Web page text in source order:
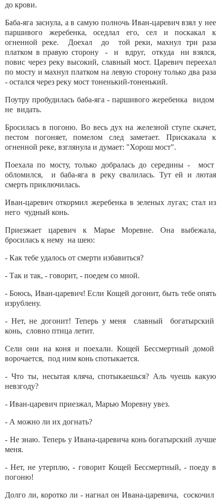
до крови.
Баба-яга заснула, а в самую полночь Иван-царевич взял у нее
паршивого жеребенка, оседлал его, сел и поскакал к
огненной реке. Доехал до той реки, махнул три раза
платком в правую сторону - и вдруг, откуда ни взялся,
повис через реку высокий, славный мост. Царевич переехал
по мосту и махнул платком на левую сторону только два раза
- остался через реку мост тоненький-тоненький.
Поутру пробудилась баба-яга - паршивого жеребенка видом
не видать.
Бросилась в погоню. Во весь дух на железной ступе скачет,
пестом погоняет, помелом след заметает. Прискакала к
огненной реке, взглянула и думает: "Хорош мост".
Поехала по мосту, только добралась до середины - мост
обломился, и баба-яга в реку свалилась. Тут ей и лютая
смерть приключилась.
Иван-царевич откормил жеребенка в зеленых лугах; стал из
него чудный конь.
Приезжает царевич к Марье Моревне. Она выбежала,
бросилась к нему на шею:
- Как тебе удалось от смерти избавиться?
- Так и так, - говорит, - поедем со мной.
- Боюсь, Иван-царевич! Если Кощей догонит, быть тебе опять
изрублену.
- Нет, не догонит! Теперь у меня славный богатырский
конь, словно птица летит.
Сели они на коня и поехали. Кощей Бессмертный домой
ворочается, под ним конь спотыкается.
- Что ты, несытая кляча, спотыкаешься? Аль чуешь какую
невзгоду?
- Иван-царевич приезжал, Марью Моревну увез.
- А можно ли их догнать?
- Не знаю. Теперь у Ивана-царевича конь богатырский лучше
меня.
- Нет, не утерплю, - говорит Кощей Бессмертный, - поеду в
погоню!
Долго ли, коротко ли - нагнал он Ивана-царевича, соскочил